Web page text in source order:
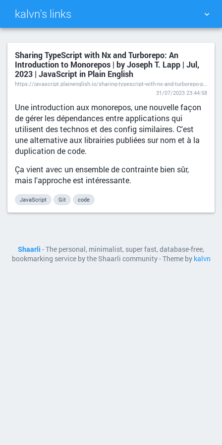
kalvn's links
TAG CLOUD PICTURE WALL
DAILY SEARCH
Sharing TypeScript with Nx and Turborepo: An
Introduction to Monorepos | by Joseph T. Lapp | Jul,
2023 | JavaScript in Plain English
https://javascript.plainenglish.io/sharing-typescript-with-nx-and-turborepo-part-1-introduction-to-monorepos-d8d54b805e46
31/07/2023 23:44:58
Une introduction aux monorepos, une nouvelle façon
de gérer les dépendances entre applications qui
utilisent des technos et des config similaires. C'est
une alternative aux librairies publiées sur nom et à la
duplication de code.
Ça vient avec un ensemble de contrainte bien sûr,
mais l'approche est intéressante.
JavaScript Git code
Shaarli - The personal, minimalist, super fast, database-free,
bookmarking service by the Shaarli community - Theme by kalvn